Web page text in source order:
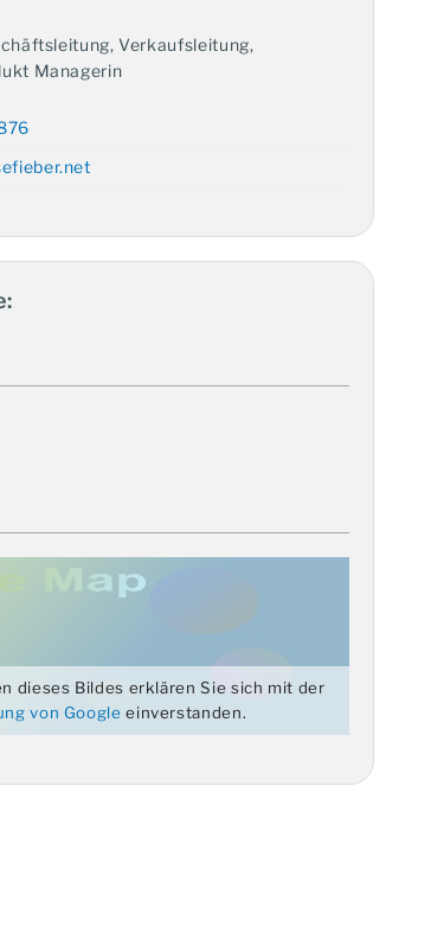
Verkaufsleitung,
Managerin
dieses Bildes erklären Sie sich mit der
von Google einverstanden.